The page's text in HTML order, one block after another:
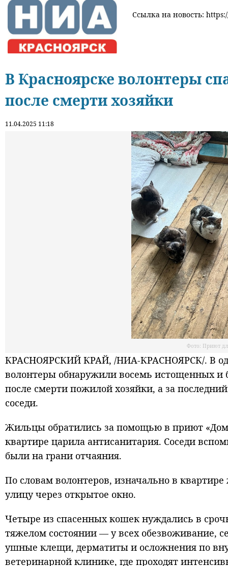
Ссылка на новость:
В Красноярске волонтеры
после смерти хозяйки
11.04.2025 11:18
Фото: Приют
КРАСНОЯРСКИЙ КРАЙ, /НИА-КРАСНОЯРСК/. В
волонтеры обнаружили восемь истощенных
после смерти пожилой хозяйки, а за
соседи.
Жильцы обратились за помощью в приют «Дом
квартире царила антисанитария. Соседи
были на грани отчаяния.
По словам волонтеров, изначально в
улицу через открытое окно.
Четыре из спасенных кошек нуждались в
тяжелом состоянии — у всех обезвоживание,
ушные клещи, дерматиты и осложнения по
ветеринарной клинике, где проходят